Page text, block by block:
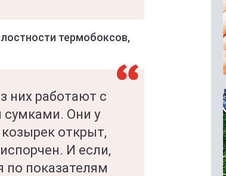
термобоксов,
них работают с
Они у
открыт,
И если,
по показателям